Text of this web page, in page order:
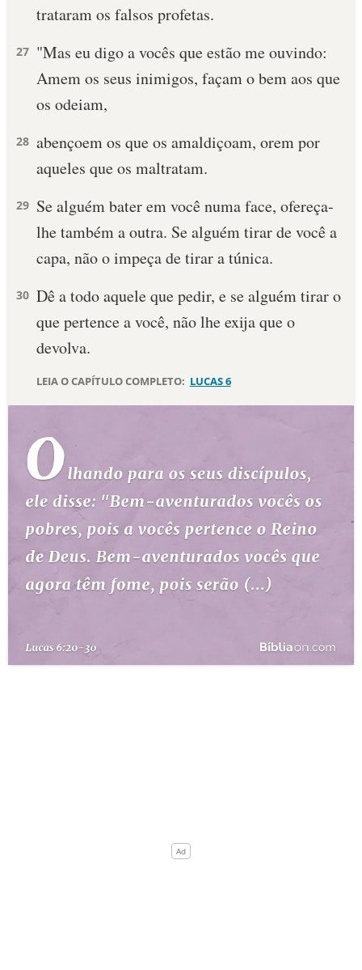
trataram os falsos profetas.
27 "Mas eu digo a vocês que estão me ouvindo:
Amem os seus inimigos, façam o bem aos que
os odeiam,
28 abençoem os que os amaldiçoam, orem por
aqueles que os maltratam.
29 Se alguém bater em você numa face, ofereça-
lhe também a outra. Se alguém tirar de você a
capa, não o impeça de tirar a túnica.
30 Dê a todo aquele que pedir, e se alguém tirar o
que pertence a você, não lhe exija que o
devolva.
LEIA O CAPÍTULO COMPLETO: LUCAS 6